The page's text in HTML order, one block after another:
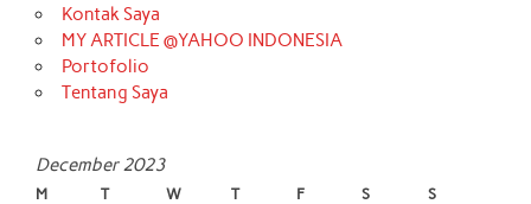
Kontak Saya
MY ARTICLE @YAHOO INDONESIA
Portofolio
Tentang Saya
December 2023
M T W T F S S